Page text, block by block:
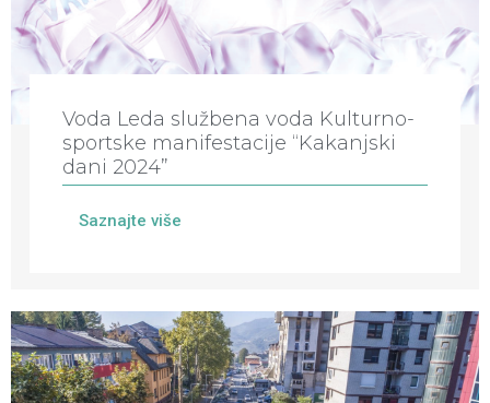
Voda Leda službena voda Kulturno-
sportske manifestacije “Kakanjski
dani 2024”
Saznajte više